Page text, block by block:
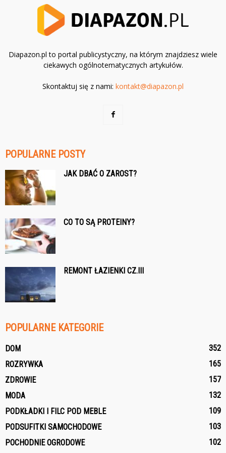
Diapazon.pl to portal publicystyczny, na którym znajdziesz wiele
ciekawych ogólnotematycznych artykułów.
Skontaktuj się z nami: kontakt@diapazon.pl
POPULARNE POSTY
JAK DBAĆ O ZAROST?
CO TO SĄ PROTEINY?
REMONT ŁAZIENKI CZ.III
POPULARNE KATEGORIE
DOM
352
ROZRYWKA
165
ZDROWIE
157
MODA
132
PODKŁADKI I FILC POD MEBLE
109
PODSUFITKI SAMOCHODOWE
103
POCHODNIE OGRODOWE
102